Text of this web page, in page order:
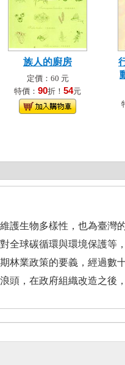
族人的廚房
定價：60 元
特價： 90折！ 54元
護生物多樣性，也為臺灣
全球碳循環與環境保護等
林業政策的要義，經過數
頭，在政府組織改造之後